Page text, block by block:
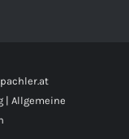
| Allgemeine